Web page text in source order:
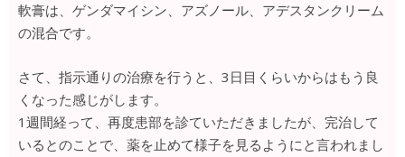
軟膏は、ゲンダマイシン、アズノール、アデスタンクリーム
の混合です。
さて、指示通りの治療を行うと、3日目くらいからはもう良
くなった感じがします。
1週間経って、再度患部を診ていただきましたが、完治して
いるとのことで、薬を止めて様子を見るようにと言われまし